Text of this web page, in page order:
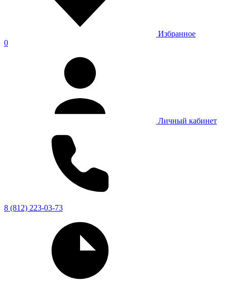
Избранное
0
Личный кабинет
8 (812) 223-03-73